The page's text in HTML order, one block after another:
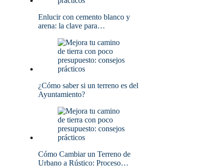
Enlucir con cemento blanco y
arena: la clave para…
¿Cómo saber si un terreno es del
Ayuntamiento?
Cómo Cambiar un Terreno de
Urbano a Rústico: Proceso…